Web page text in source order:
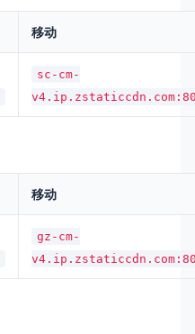
移动
sc-cm-
移动
gz-cm-